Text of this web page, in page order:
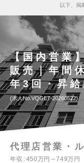
以下、掲
【国内営業
販売｜年間
年3回・昇
求人No.VQGET-20260522
代理店営業・
年収 450万円～749万円